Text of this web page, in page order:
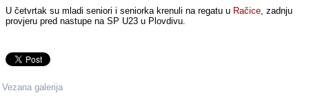
U četvrtak su mladi seniori i seniorka krenuli na regatu u Račice, zadnju
provjeru pred nastupe na SP U23 u Plovdivu.
Vezana galerija